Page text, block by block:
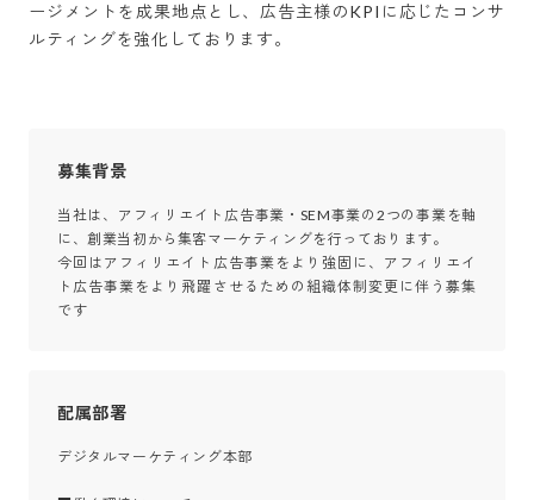
ージメントを成果地点とし、広告主様のKPIに応じたコンサ
ルティングを強化しております。
募集背景
当社は、アフィリエイト広告事業・SEM事業の2つの事業を軸
に、創業当初から集客マーケティングを行っております。
今回はアフィリエイト広告事業をより強固に、アフィリエイ
ト広告事業をより飛躍させるための組織体制変更に伴う募集
です
配属部署
デジタルマーケティング本部